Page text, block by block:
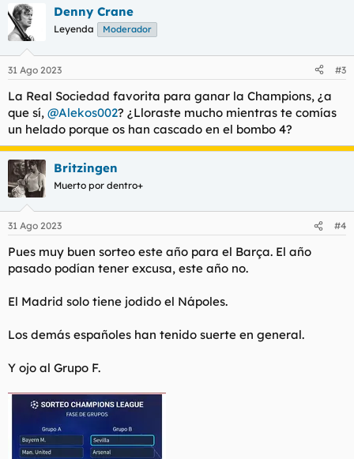
Denny Crane
Leyenda Moderador
31 Ago 2023 #3
La Real Sociedad favorita para ganar la Champions, ¿a
que sí, @Alekos002? ¿Lloraste mucho mientras te comías
un helado porque os han cascado en el bombo 4?
Britzingen
Muerto por dentro+
31 Ago 2023 #4
Pues muy buen sorteo este año para el Barça. El año
pasado podían tener excusa, este año no.
El Madrid solo tiene jodido el Nápoles.
Los demás españoles han tenido suerte en general.
Y ojo al Grupo F.